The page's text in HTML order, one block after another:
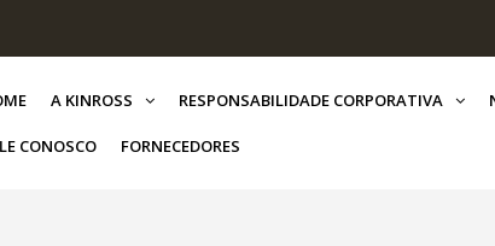
A KINROSS RESPONSABILIDADE CORPORATIVA
CONOSCO FORNECEDORES